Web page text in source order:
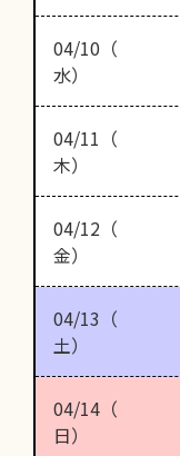
04/10（
水）
04/11（
木）
04/12（
金）
04/13（
土）
04/14（
日）